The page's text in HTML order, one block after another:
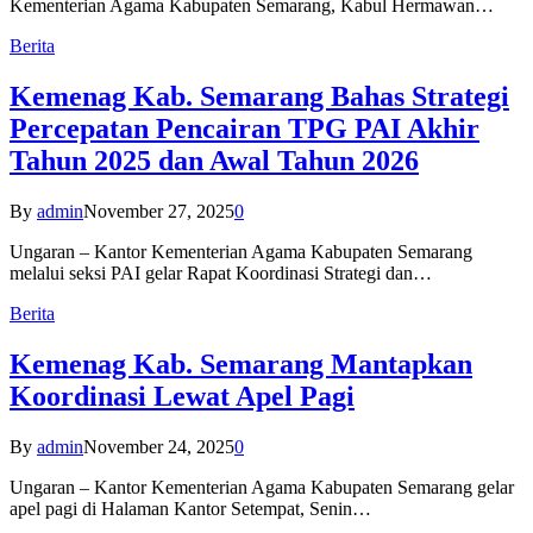
Kementerian Agama Kabupaten Semarang, Kabul Hermawan…
Berita
Kemenag Kab. Semarang Bahas Strategi
Percepatan Pencairan TPG PAI Akhir
Tahun 2025 dan Awal Tahun 2026
By adminNovember 27, 20250
Ungaran – Kantor Kementerian Agama Kabupaten Semarang
melalui seksi PAI gelar Rapat Koordinasi Strategi dan…
Berita
Kemenag Kab. Semarang Mantapkan
Koordinasi Lewat Apel Pagi
By adminNovember 24, 20250
Ungaran – Kantor Kementerian Agama Kabupaten Semarang gelar
apel pagi di Halaman Kantor Setempat, Senin…